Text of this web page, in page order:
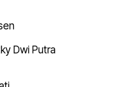
Dwi Putra